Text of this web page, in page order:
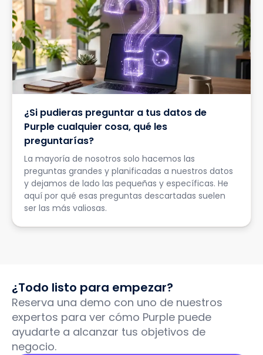
¿Si pudieras preguntar a tus datos de
Purple cualquier cosa, qué les
preguntarías?
La mayoría de nosotros solo hacemos las
preguntas grandes y planificadas a nuestros datos
y dejamos de lado las pequeñas y específicas. He
aquí por qué esas preguntas descartadas suelen
ser las más valiosas.
¿Todo listo para empezar?
Reserva una demo con uno de nuestros
expertos para ver cómo Purple puede
ayudarte a alcanzar tus objetivos de
negocio.